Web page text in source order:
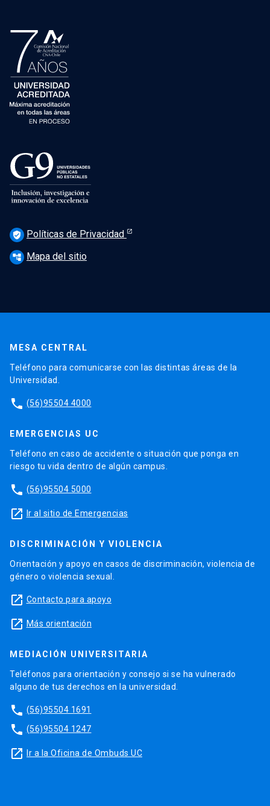
verified_user Políticas de Privacidad
account_tree Mapa del sitio
MESA CENTRAL
Teléfono para comunicarse con las distintas áreas de la
Universidad.
phone (56)95504 4000
EMERGENCIAS UC
Teléfono en caso de accidente o situación que ponga en
riesgo tu vida dentro de algún campus.
phone (56)95504 5000
launch Ir al sitio de Emergencias
DISCRIMINACIÓN Y VIOLENCIA
Orientación y apoyo en casos de discriminación, violencia de
género o violencia sexual.
launch Contacto para apoyo
launch Más orientación
MEDIACIÓN UNIVERSITARIA
Teléfonos para orientación y consejo si se ha vulnerado
alguno de tus derechos en la universidad.
phone (56)95504 1691
phone (56)95504 1247
launch Ir a la Oficina de Ombuds UC